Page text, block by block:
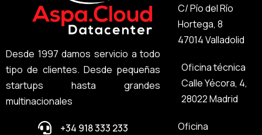
Desde 1997 damos servicio a todo
tipo de clientes. Desde pequeñas
startups hasta grandes
multinacionales
+34 918 333 233
C/ Pío del Río
Hortega, 8
47014 Valladolid
Oficina técnica
Calle Yécora, 4,
28022 Madrid
Oficina